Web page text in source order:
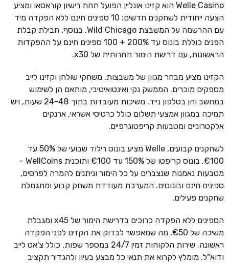
Welle Casino הוא קזינו אונליין הפועל תחת רישיון קוראסאו ומציע
הצעה ייחודית לשחקנים חדשים: 10 ספינים חינם ללא הפקדה מיד
עם ההרשמה על המשבצת Wild Chicago. בנוסף, חבילת קבלת
הפנים כוללת בונוס עד 200% + 100 ספינים חינם על ההפקדות
הראשונות, עם דרישת הימור תחרותית של x30.
הקזינו מציע מבחר מגוון של משבצות, משחקי שולחן וקזינו לייב
מספקים מוכרים. הממשק נקי ואינטואיטיבי, מותאם הן לשימוש
במחשב והן בטלפון נייד. משיכות מעובדות בתוך 24-48 שעות, ויש
תמיכה במגוון אמצעי תשלום כולל כרטיסי אשראי, ארנקים
אלקטרוניים ומטבעות קריפטוגרפיים.
לשחקנים קבועים, Welle מציע בונוס רילוד שבועי של 50% עד
€100, בונוס קריפטו של 150% עד €100 ותוכנית WellCoins –
מטבעות נאמנות שנצברים על כל הימור וניתנים להמרה לפרסים,
ספינים חינם ובונוסים. המערכת מעודדת משחק קבוע ומתגמלת
שחקנים פעילים.
הספינים ללא הפקדה כרוכים בדרישת הימור של x45 ומגבלת
משיכה של €50, מה שמאפשר לבדוק את הקזינו לפני הפקדה
ראשונה. שירות הלקוחות זמין 24/7 במספר שפות, כולל צ'אט לייב
ודוא"ל. מומלץ לקרוא את תנאי כל מבצע בעיון ולהגדיר תקציב